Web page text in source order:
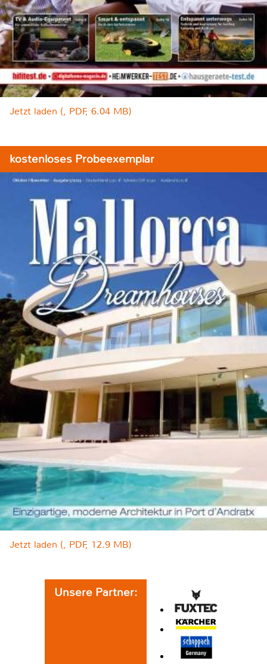
Jetzt laden (, PDF, 6.04 MB)
kostenloses Probeexemplar
Jetzt laden (, PDF, 12.9 MB)
Unsere Partner: